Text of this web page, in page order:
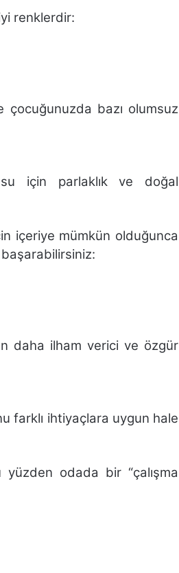
renklerdir:
çocuğunuzda bazı olumsuz
için parlaklık ve doğal
içeriye mümkün olduğunca
başarabilirsiniz:
daha ilham verici ve özgür
farklı ihtiyaçlara uygun hale
odada bir “çalışma